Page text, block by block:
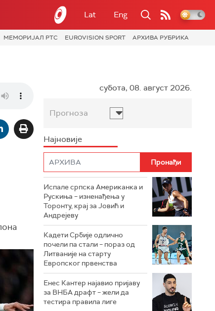
Lat Eng
МЕМОРИЈАЛ РТС EUROVISION SPORT АРХИВА РУБРИКА
субота, 08. август 2026.
Прогноза
Најновије
Испале српска Американка и
Рускиња – изненађења у
Торонту, крај за Јовић и
Андрејеву
Кадети Србије одлично
почели па стали – пораз од
Литваније на старту
Европског првенства
Енес Кантер најавио пријаву
за ВНБА драфт – жели да
тестира правила лиге